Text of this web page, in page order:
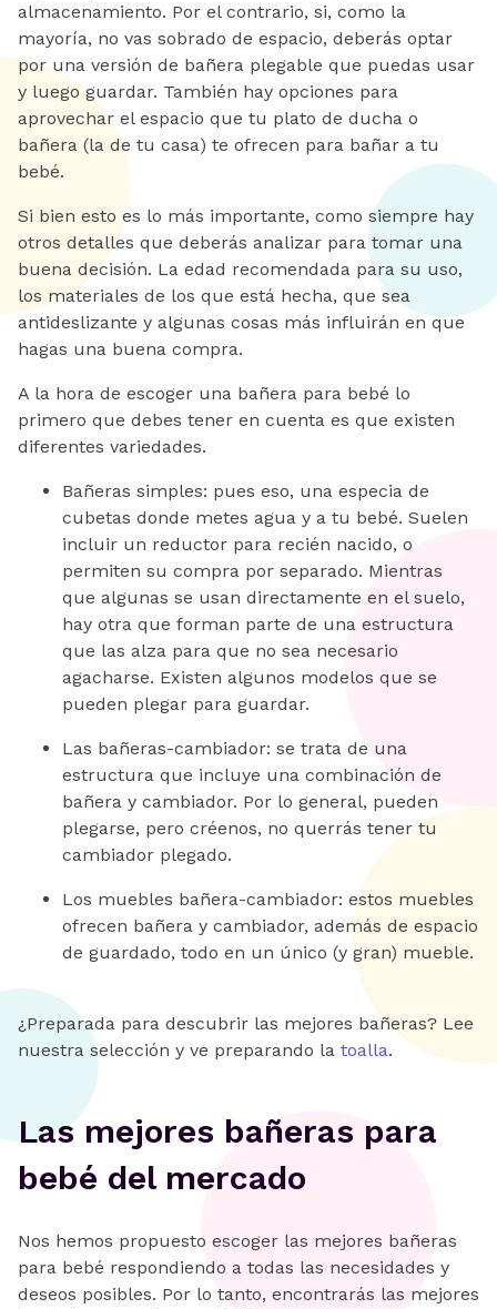
almacenamiento. Por el contrario, si, como la
mayoría, no vas sobrado de espacio, deberás optar
por una versión de bañera plegable que puedas usar
y luego guardar. También hay opciones para
aprovechar el espacio que tu plato de ducha o
bañera (la de tu casa) te ofrecen para bañar a tu
bebé.
Si bien esto es lo más importante, como siempre hay
otros detalles que deberás analizar para tomar una
buena decisión. La edad recomendada para su uso,
los materiales de los que está hecha, que sea
antideslizante y algunas cosas más influirán en que
hagas una buena compra.
A la hora de escoger una bañera para bebé lo
primero que debes tener en cuenta es que existen
diferentes variedades.
Bañeras simples: pues eso, una especia de
cubetas donde metes agua y a tu bebé. Suelen
incluir un reductor para recién nacido, o
permiten su compra por separado. Mientras
que algunas se usan directamente en el suelo,
hay otra que forman parte de una estructura
que las alza para que no sea necesario
agacharse. Existen algunos modelos que se
pueden plegar para guardar.
Las bañeras-cambiador: se trata de una
estructura que incluye una combinación de
bañera y cambiador. Por lo general, pueden
plegarse, pero créenos, no querrás tener tu
cambiador plegado.
Los muebles bañera-cambiador: estos muebles
ofrecen bañera y cambiador, además de espacio
de guardado, todo en un único (y gran) mueble.
¿Preparada para descubrir las mejores bañeras? Lee
nuestra selección y ve preparando la toalla.
Las mejores bañeras para
bebé del mercado
Nos hemos propuesto escoger las mejores bañeras
para bebé respondiendo a todas las necesidades y
deseos posibles. Por lo tanto, encontrarás las mejores